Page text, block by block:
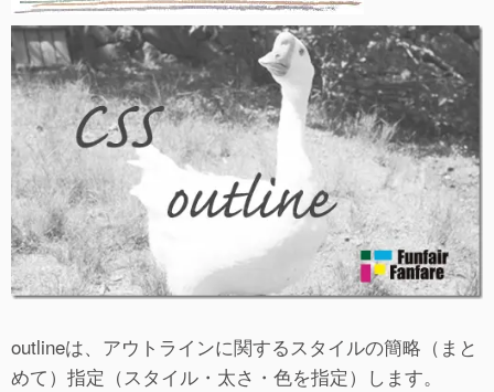
outlineは、アウトラインに関するスタイルの簡略（まと
めて）指定（スタイル・太さ・色を指定）します。